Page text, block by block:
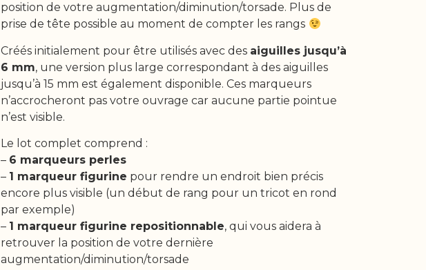
position de votre augmentation/diminution/torsade. Plus de
prise de tête possible au moment de compter les rangs
Créés initialement pour être utilisés avec des aiguilles jusqu’à
6 mm, une version plus large correspondant à des aiguilles
jusqu’à 15 mm est également disponible. Ces marqueurs
n’accrocheront pas votre ouvrage car aucune partie pointue
n’est visible.
Le lot complet comprend :
– 6 marqueurs perles
– 1 marqueur figurine pour rendre un endroit bien précis
encore plus visible (un début de rang pour un tricot en rond
par exemple)
– 1 marqueur figurine repositionnable, qui vous aidera à
retrouver la position de votre dernière
augmentation/diminution/torsade